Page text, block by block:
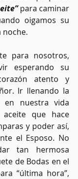
para caminar
oigamos su
noche.
para nosotros,
esperando su
atento y
Ir llenando la
nuestra vida
que hace
y poder así,
el Esposo. No
tan hermosa
de Bodas en el
“última hora”,